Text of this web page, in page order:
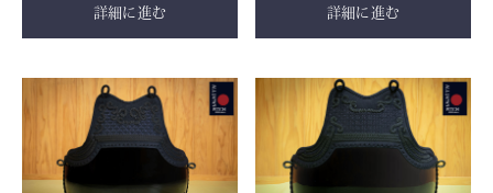
詳細に進む 詳細に進む